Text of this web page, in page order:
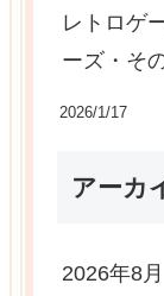
レトロゲ
ーズ・そ
2026/1/17
アーカ
2026年8月